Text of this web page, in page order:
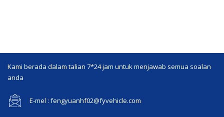
Kami berada dalam talian 7*24 jam untuk menjawab semua soalan
anda
E-mel : fengyuanhf02@fyvehicle.com